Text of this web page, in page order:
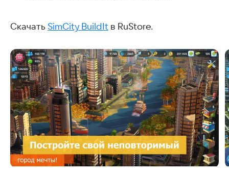
Скачать SimCity BuildIt в RuStore.